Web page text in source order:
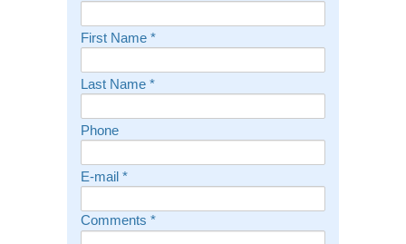
First Name *
Last Name *
Phone
E-mail *
Comments *